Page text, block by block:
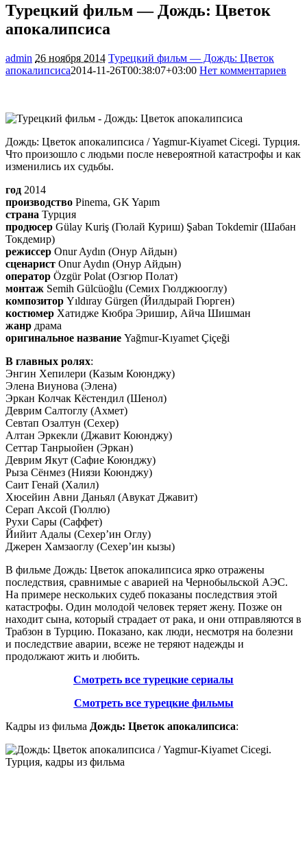
Турецкий фильм — Дождь: Цветок
апокалипсиса
admin 26 ноября 2014 Турецкий фильм — Дождь: Цветок
апокалипсиса2014-11-26T00:38:07+03:00 Нет комментариев
Дождь: Цветок апокалипсиса / Yagmur-Kiyamet Cicegi. Турция.
Что произошло с людьми после невероятной катастрофы и как
изменились их судьбы.
год 2014
производство Pinema, GK Yapım
страна Турция
продюсер Gülay Kuriş (Гюлай Куриш) Şaban Tokdemir (Шабан
Токдемир)
режиссер Onur Aydın (Онур Айдын)
сценарист Onur Aydın (Онур Айдын)
оператор Özgür Polat (Озгюр Полат)
монтаж Semih Gülcüoğlu (Семих Гюлджюоглу)
композитор Yıldıray Gürgen (Йилдырай Гюрген)
костюмер Хатидже Кюбра Эришир, Айча Шишман
жанр драма
оригинальное название Yağmur-Kıyamet Çiçeği
В главных ролях:
Энгин Хепилери (Казым Коюнджу)
Элена Виунова (Элена)
Эркан Колчак Кёстендил (Шенол)
Деврим Салтоглу (Ахмет)
Севтап Озалтун (Сехер)
Алтан Эркекли (Джавит Коюнджу)
Сеттар Танрыойен (Эркан)
Деврим Якут (Сафие Коюнджу)
Рыза Сёнмез (Ниязи Коюнджу)
Саит Генай (Халил)
Хюсейин Авни Даньял (Авукат Джавит)
Серап Аксой (Гюллю)
Рухи Сары (Саффет)
Йийит Адалы (Сехер’ин Оглу)
Джерен Хамзаоглу (Сехер’ин кызы)
В фильме Дождь: Цветок апокалипсиса ярко отражены
последствия, сравнимые с аварией на Чернобыльской АЭС.
На примере нескольких судеб показаны последствия этой
катастрофы. Один молодой человек теряет жену. Позже он
находит сына, который страдает от рака, и они отправляются в
Трабзон в Турцию. Показано, как люди, несмотря на болезни
и последствие аварии, всеже не теряют надежды и
продолжают жить и любить.
Смотреть все турецкие сериалы
Смотреть все турецкие фильмы
Кадры из фильма Дождь: Цветок апокалипсиса: